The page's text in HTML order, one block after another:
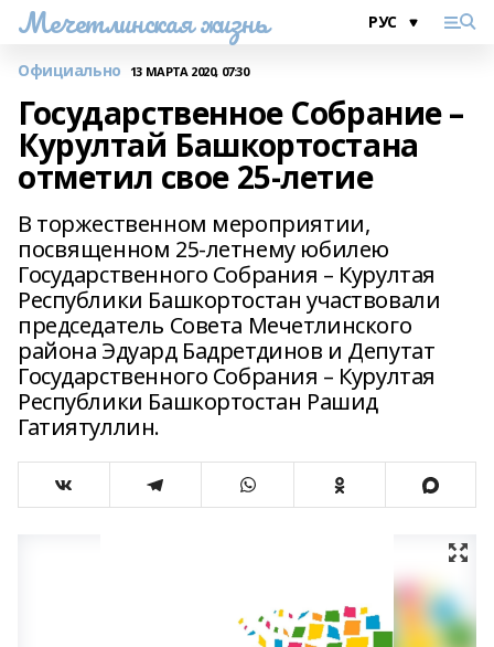
Мечетлинская жизнь
Официально 13 МАРТА 2020, 07:30
Государственное Собрание –
Курултай Башкортостана
отметил свое 25-летие
В торжественном мероприятии,
посвященном 25-летнему юбилею
Государственного Собрания – Курултая
Республики Башкортостан участвовали
председатель Совета Мечетлинского
района Эдуард Бадретдинов и Депутат
Государственного Собрания – Курултая
Республики Башкортостан Рашид
Гатиятуллин.